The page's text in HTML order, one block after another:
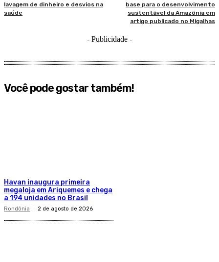
lavagem de dinheiro e desvios na
saúde
base para o desenvolvimento
sustentável da Amazônia em
artigo publicado no Migalhas
- Publicidade -
Você pode gostar também!
Havan inaugura primeira
megaloja em Ariquemes e chega
a 194 unidades no Brasil
Rondônia 2 de agosto de 2026